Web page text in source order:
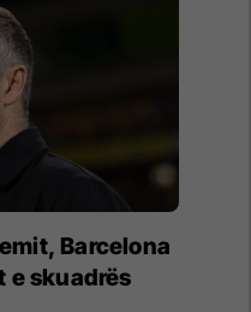
Barcelona
e skuadrës